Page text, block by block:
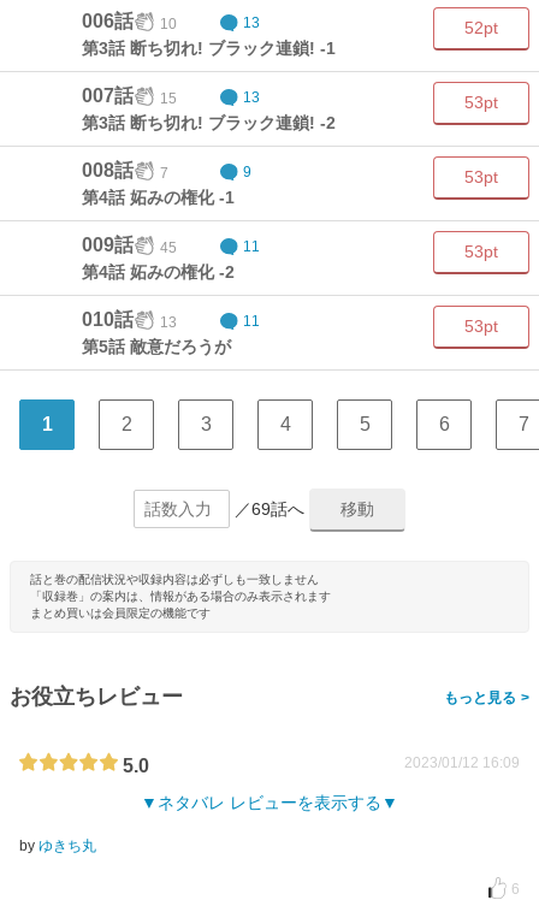
006話 10 13
第3話 断ち切れ! ブラック連鎖! -1
52pt
007話 15 13
第3話 断ち切れ! ブラック連鎖! -2
53pt
008話 7 9
第4話 妬みの権化 -1
53pt
009話 45 11
第4話 妬みの権化 -2
53pt
010話 13 11
第5話 敵意だろうが
53pt
1 2 3 4 5 6 7
／69話へ
話と巻の配信状況や収録内容は必ずしも一致しません
「収録巻」の案内は、情報がある場合のみ表示されます
まとめ買いは会員限定の機能です
お役立ちレビュー >
5.0 2023/01/12 16:09
ネタバレ レビューを表示する
by ゆきち丸
6